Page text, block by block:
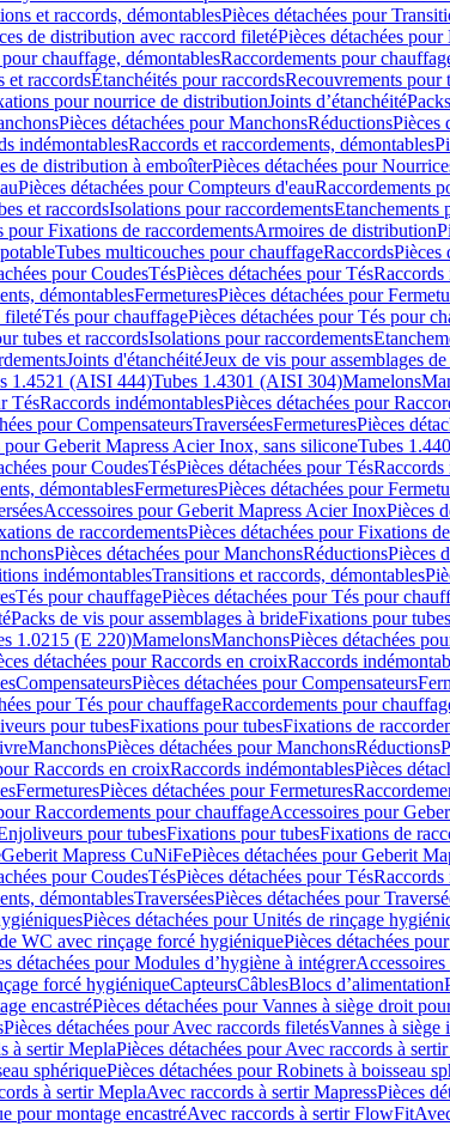
et raccords, démontablesPièces détachées pour
de distribution avec raccord filetéPièces détachées
chauffage, démontablesRaccordements pour
et raccordsÉtanchéités pour raccordsRecouvrements pour
pour nourrice de distributionJoints d’étanchéité
Pièces détachées pour ManchonsRéductionsPièces
indémontablesRaccords et raccordements, démontables
de distribution à emboîterPièces détachées pour
Pièces détachées pour Compteurs d'eauRaccordements
et raccordsIsolations pour raccordementsEtanchements
pour Fixations de raccordementsArmoires de distribution
Tubes multicouches pour chauffageRaccordsPièces
pour CoudesTésPièces détachées pour TésRaccords
démontablesFermeturesPièces détachées pour
filetéTés pour chauffagePièces détachées pour Tés pour
tubes et raccordsIsolations pour raccordements
Joints d'étanchéitéJeux de vis pour assemblages
1.4521 (AISI 444)Tubes 1.4301 (AISI 304)Mamelons
TésRaccords indémontablesPièces détachées pour
pour CompensateursTraverséesFermeturesPièces
pour Geberit Mapress Acier Inox, sans siliconeTubes
pour CoudesTésPièces détachées pour TésRaccords
démontablesFermeturesPièces détachées pour
Accessoires pour Geberit Mapress Acier InoxPièces
de raccordementsPièces détachées pour Fixations
Pièces détachées pour ManchonsRéductionsPièces
indémontablesTransitions et raccords, démontables
Tés pour chauffagePièces détachées pour Tés pour
Packs de vis pour assemblages à brideFixations pour tubes
1.0215 (E 220)MamelonsManchonsPièces détachées
détachées pour Raccords en croixRaccords
CompensateursPièces détachées pour Compensateurs
pour Tés pour chauffageRaccordements pour
pour tubesFixations pour tubesFixations de
ManchonsPièces détachées pour ManchonsRéductions
Raccords en croixRaccords indémontablesPièces
FermeturesPièces détachées pour Fermetures
Raccordements pour chauffageAccessoires pour
pour tubesFixations pour tubesFixations de
Geberit Mapress CuNiFePièces détachées pour Geberit
pour CoudesTésPièces détachées pour TésRaccords
démontablesTraverséesPièces détachées pour
Pièces détachées pour Unités de rinçage
WC avec rinçage forcé hygiéniquePièces détachées
détachées pour Modules d’hygiène à intégrer
forcé hygiéniqueCapteursCâblesBlocs d’alimentation
encastréPièces détachées pour Vannes à siège droit
Pièces détachées pour Avec raccords filetésVannes à siège
à sertir MeplaPièces détachées pour Avec raccords à
sphériquePièces détachées pour Robinets à boisseau
à sertir MeplaAvec raccords à sertir MapressPièces
pour montage encastréAvec raccords à sertir FlowFit